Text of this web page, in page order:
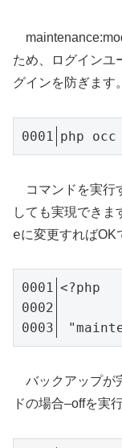
ため、ログインユ
グインを防ぎます
php occ
コマンドを実行
しても実現できま
eに変更すればOK
<?php
バックアップが
ドの場合–offを実